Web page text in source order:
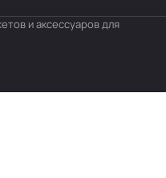
и аксессуаров для